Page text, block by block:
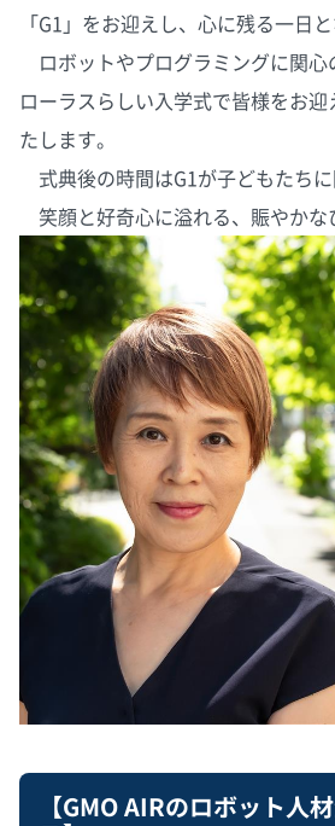
「G1」をお迎えし、心に残る一日と
ロボットやプログラミングに関心
ローラスらしい入学式で皆様をお
たします。
式典後の時間はG1が子どもたちに
笑顔と好奇心に溢れる、賑やかな
【GMO AIRのロボット人